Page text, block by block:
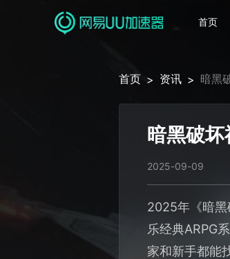
首页
首页 > 资讯 > 暗黑
暗黑破
2025-09-09
2025年《暗黑
乐经典ARPG
家和新手都能